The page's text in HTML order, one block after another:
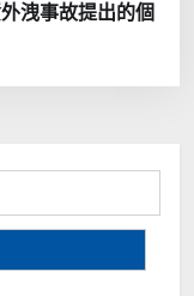
洩事故提出的個